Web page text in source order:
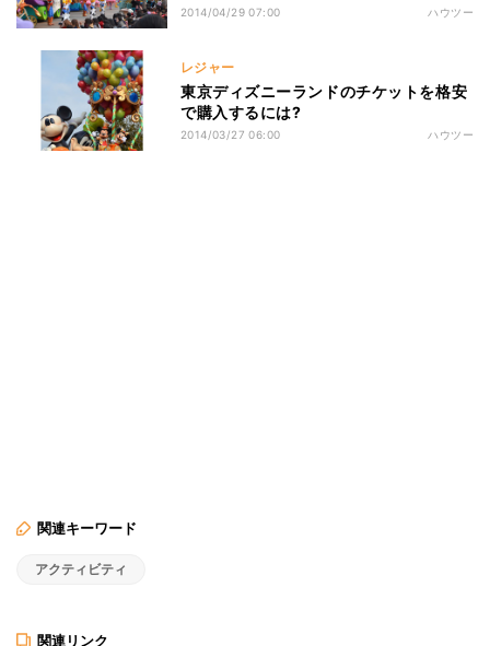
2014/04/29 07:00 ハウツー
レジャー
東京ディズニーランドのチケットを格安
で購入するには?
2014/03/27 06:00 ハウツー
関連キーワード
アクティビティ
関連リンク